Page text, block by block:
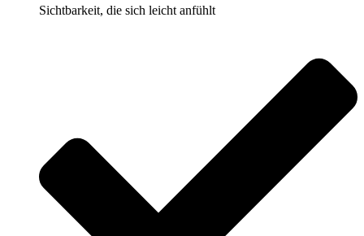
Sichtbarkeit, die sich leicht anfühlt